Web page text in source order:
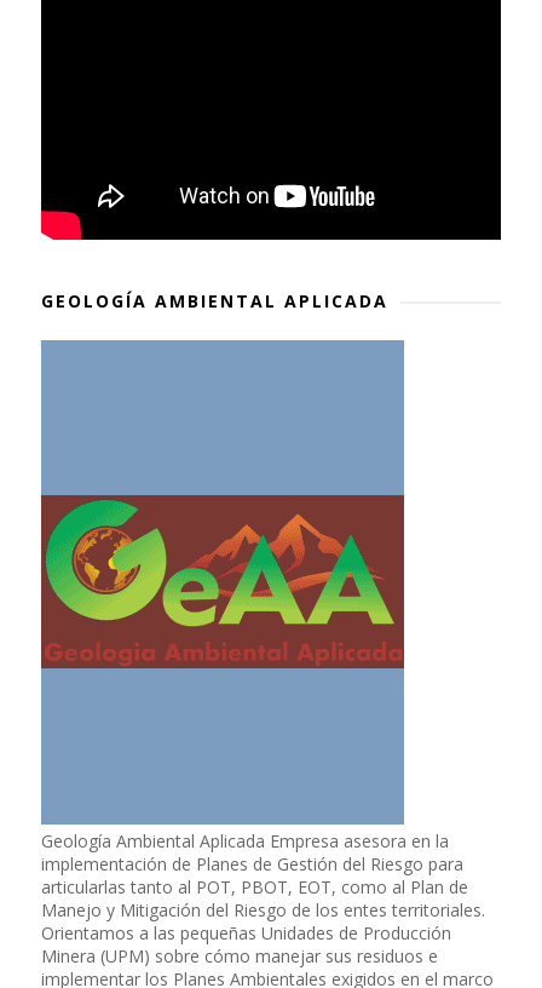
GEOLOGÍA AMBIENTAL APLICADA
Geología Ambiental Aplicada Empresa asesora en la
implementación de Planes de Gestión del Riesgo para
articularlas tanto al POT, PBOT, EOT, como al Plan de
Manejo y Mitigación del Riesgo de los entes territoriales.
Orientamos a las pequeñas Unidades de Producción
Minera (UPM) sobre cómo manejar sus residuos e
implementar los Planes Ambientales exigidos en el marco